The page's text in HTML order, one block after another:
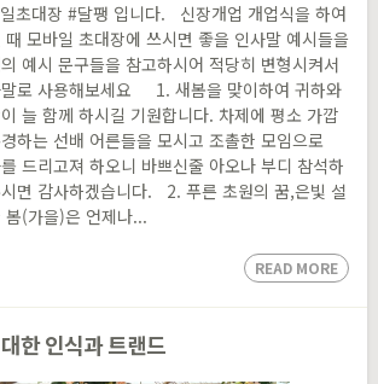
초대장 #달팽 입니다. 신장개업 개업식을 하여
모바일 초대장에 쓰시면 좋을 인사말 예시들을
예시 문구들을 참고하시어 적당히 변형시켜서
말로 사용해보세요 1. 새봄을 맞이하여 귀하와
늘 함께 하시길 기원합니다. 차제에 평소 가깝
하는 선배 어른들을 모시고 조촐한 모임으로
드리고져 하오니 바쁘신줄 아오나 부디 참석하
면 감사하겠습니다. 2. 푸른 초원의 꿈,은빛 설
(가을)은 언제나...
READ MORE
한 인식과 트랜드